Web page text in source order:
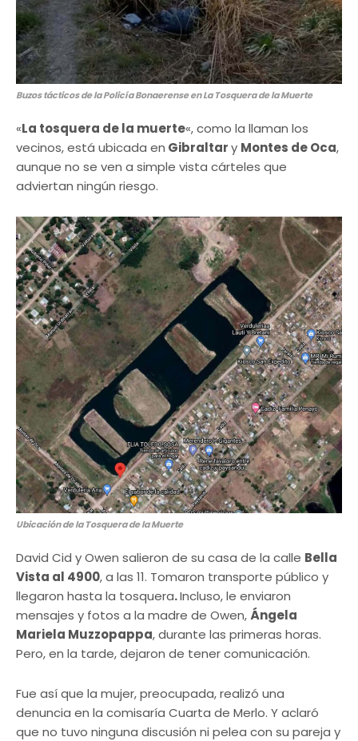
Buzos tácticos de la Policía Bonaerense en La Tosquera de la Muerte
«La tosquera de la muerte«, como la llaman los
vecinos, está ubicada en Gibraltary Montes de Oca,
aunque no se ven a simple vista cárteles que
adviertan ningún riesgo.
Ubicación de la Tosquera de la Muerte
David Cid y Owen salieron de su casa de la calle Bella
Vista al 4900, a las 11. Tomaron transporte público y
llegaron hasta la tosquera.Incluso, le enviaron
mensajes y fotos a la madre de Owen,Ángela
Mariela Muzzopappa, durante las primeras horas.
Pero, en la tarde, dejaron de tener comunicación.
Fue así que la mujer, preocupada, realizó una
denuncia en la comisaría Cuarta de Merlo. Y aclaró
que no tuvo ninguna discusión ni pelea con su pareja y